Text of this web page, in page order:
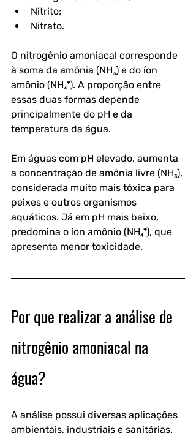
Nitrito;
Nitrato.
O nitrogênio amoniacal corresponde
à soma da amônia (NH₃) e do íon
amônio (NH₄⁺). A proporção entre
essas duas formas depende
principalmente do pH e da
temperatura da água.
Em águas com pH elevado, aumenta
a concentração de amônia livre (NH₃),
considerada muito mais tóxica para
peixes e outros organismos
aquáticos. Já em pH mais baixo,
predomina o íon amônio (NH₄⁺), que
apresenta menor toxicidade.
Por que realizar a análise de
nitrogênio amoniacal na
água?
A análise possui diversas aplicações
ambientais, industriais e sanitárias.